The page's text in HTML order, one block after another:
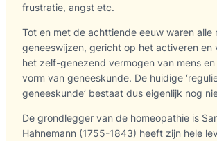
frustratie, angst etc.
Tot en met de achttiende eeuw waren alle
geneeswijzen, gericht op het activeren en
het zelf-genezend vermogen van mens
vorm van geneeskunde. De huidige
geneeskunde’ bestaat dus eigenlijk nog
De grondlegger van de homeopathie is
Hahnemann (1755-1843) heeft zijn hele